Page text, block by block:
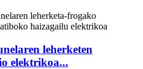
leherketen
elektrikoa...